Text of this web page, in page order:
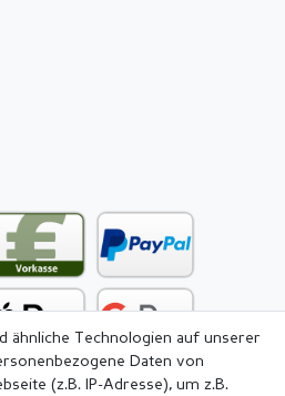
ähnliche Technologien auf unserer
Daten von
(z.B. IP-Adresse), um z.B.